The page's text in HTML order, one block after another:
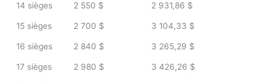
14 sièges 2 550 $ 2 931,86 $
15 sièges 2 700 $ 3 104,33 $
16 sièges 2 840 $ 3 265,29 $
17 sièges 2 980 $ 3 426,26 $